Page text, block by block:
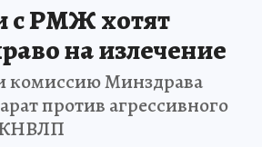
с РМЖ хотят
на излечение
комиссию Минздрава
против агрессивного
ЖНВЛП